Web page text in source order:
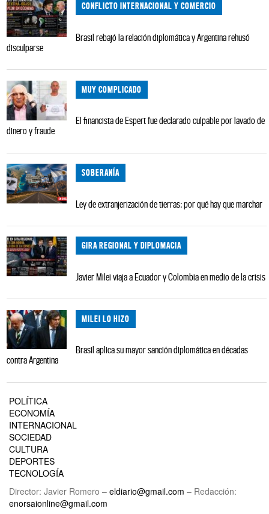
CONFLICTO INTERNACIONAL Y COMERCIO
Brasil rebajó la relación diplomática y Argentina rehusó
disculparse
MUY COMPLICADO
El financista de Espert fue declarado culpable por lavado de
dinero y fraude
SOBERANÍA
Ley de extranjerización de tierras: por qué hay que marchar
GIRA REGIONAL Y DIPLOMACIA
Javier Milei viaja a Ecuador y Colombia en medio de la crisis
MILEI LO HIZO
Brasil aplica su mayor sanción diplomática en décadas
contra Argentina
POLÍTICA
ECONOMÍA
INTERNACIONAL
SOCIEDAD
CULTURA
DEPORTES
TECNOLOGÍA
Director: Javier Romero – eldiario@gmail.com – Redacción:
enorsaionline@gmail.com